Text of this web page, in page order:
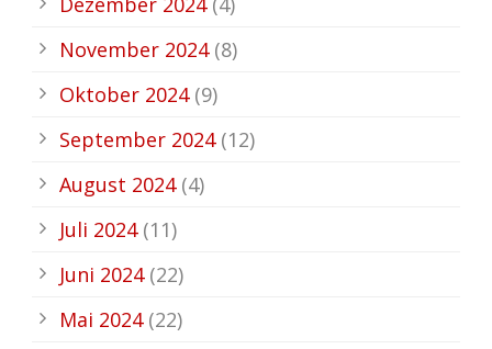
November 2024(8)
Oktober 2024(9)
September 2024(12)
August 2024(4)
Juli 2024(11)
Juni 2024(22)
Mai 2024(22)